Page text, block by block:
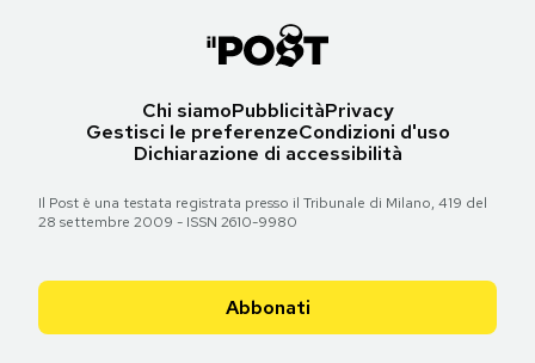
Chi siamoPubblicitàPrivacy
Gestisci le preferenzeCondizioni d'uso
Dichiarazione di accessibilità
Il Post è una testata registrata presso il Tribunale di Milano, 419 del
28 settembre 2009 - ISSN 2610-9980
Abbonati